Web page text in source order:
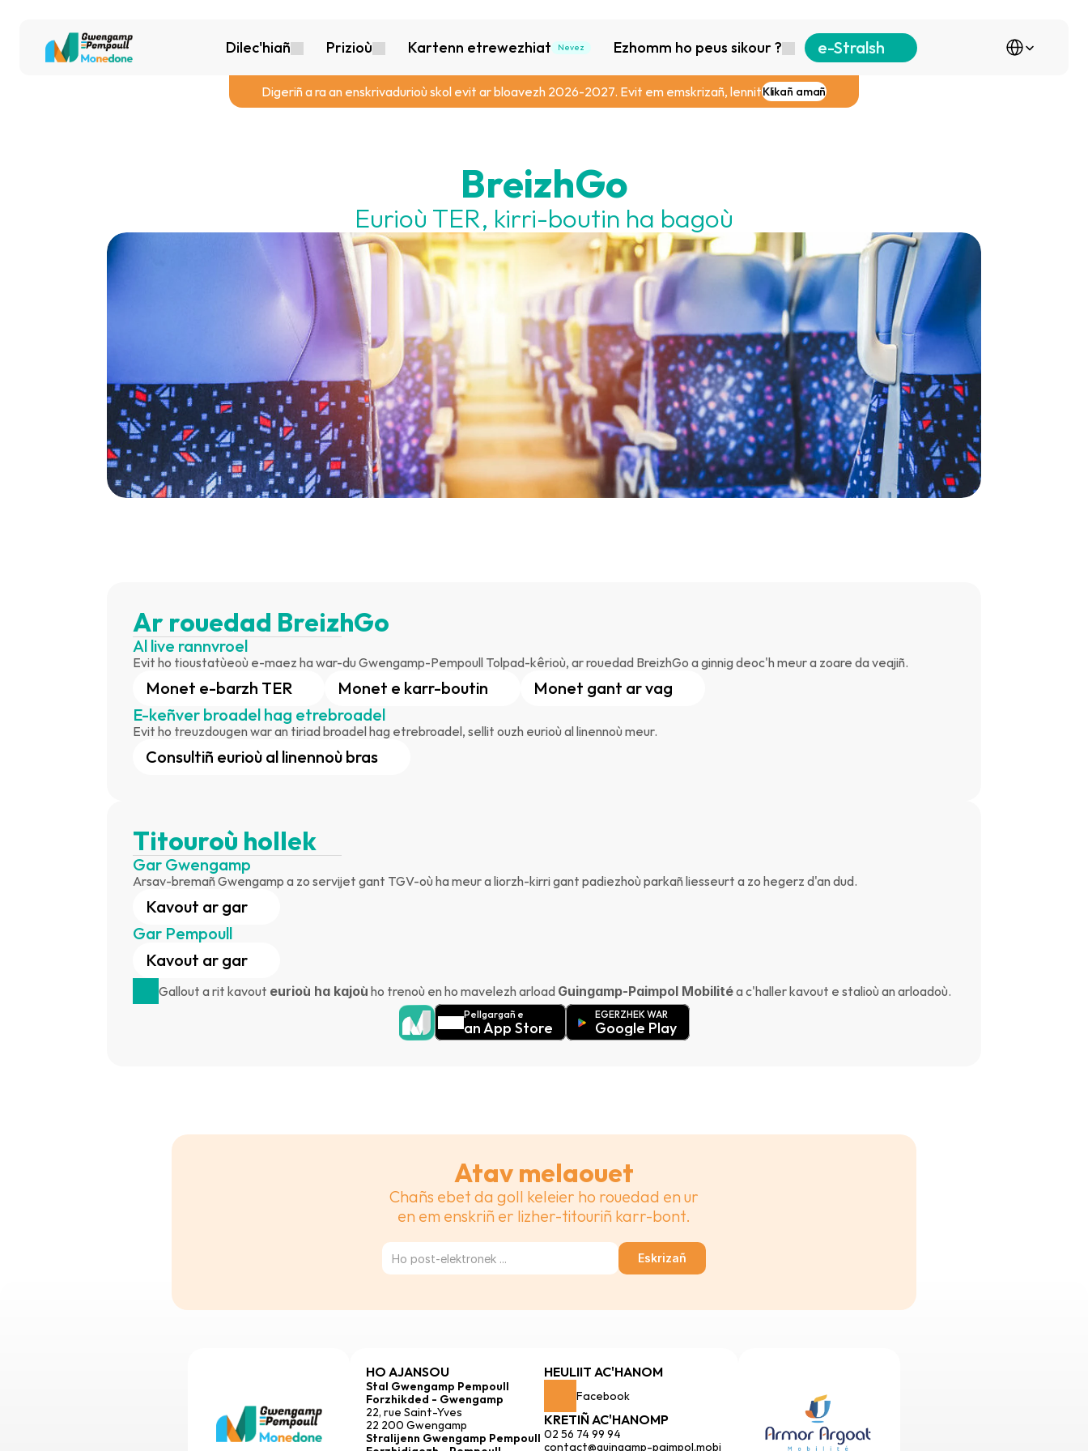
Dilec'hiañ Prizioù Kartenn etrewezhiat Nevez Ezhomm ho peus sikour ? e-Stralsh
Digeriñ a ra an enskrivadurioù skol evit ar bloavezh 2026-2027. Evit em emskrizañ, lennitKlikañ amañ
BreizhGo
Eurioù TER, kirri-boutin ha bagoù
Ar rouedad BreizhGo
Al live rannvroel
Evit ho tioustatùeoù e-maez ha war-du Gwengamp-Pempoull Tolpad-kêrioù, ar rouedad BreizhGo a ginnig deoc'h meur a zoare da veajiñ.
Monet e-barzh TER Monet e karr-boutin
Monet gant ar vag
E-keñver broadel hag etrebroadel
Evit ho treuzdougen war an tiriad broadel hag etrebroadel, sellit ouzh eurioù al linennoù meur.
Consultiñ eurioù al linennoù bras
Titouroù hollek
Gar Gwengamp
Arsav-bremañ Gwengamp a zo servijet gant TGV-où ha meur a liorzh-kirri gant padiezhoù parkañ liesseurt a zo hegerz d'an dud.
Kavout ar gar
Gar Pempoull
Kavout ar gar
Gallout a rit kavout eurioù ha kajoù ho trenoù en ho mavelezh arload Guingamp-Paimpol Mobilité a c'haller kavout e stalioù an arloadoù.
Pellgargañ e
an App Store
EGERZHEK WAR
Google Play
Atav melaouet
Chañs ebet da goll keleier ho rouedad en ur
en em enskriñ er lizher-titouriñ karr-bont.
Eskrizañ
HO AJANSOU
Stal Gwengamp Pempoull
Forzhikded - Gwengamp
22, rue Saint-Yves
22 200 Gwengamp
Stralijenn Gwengamp Pempoull
HEULIIT AC'HANOM
Facebook
KRETIÑ AC'HANOMP
02 56 74 99 94
contact@guingamp-paimpol.mobi